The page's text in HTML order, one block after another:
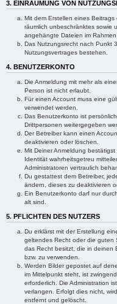
3. EINRÄUMUNG VON
Mit dem Erstellen eines
räumlich unbeschränktes sowie
angehängte Dateien im
Das Nutzungsrecht nach Punkt
Nutzungsvertrages bestehen.
4. BENUTZERKONTO
Die Anmeldung mit mehr als
Person ist nicht erlaubt.
Für einen Account muss eine
verwendet werden.
Das Benutzerkonto ist
Drittpersonen weitergegeben
Der Betreiber kann einen
deaktivieren oder löschen.
Mit Deiner Anmeldung
Identität wahrheitsgetreu
Administratoren vertraulich
Du gestattest dem Betreiber,
ändern, dieses zu deaktivieren
Ein Benutzerkonto darf nur
alt sind.
5. PFLICHTEN DES NUTZERS
Du erklärst mit der Erstellung
geltendes Recht oder die guten
das Recht besitzt, die in deinen
bzw. zu verwenden.
Werden Bilder gepostet auf
im Mittelpunkt steht, ist
erforderlich. Die Administration
verlangen. Erfolgt dies nicht,
entfernt und gelöscht.